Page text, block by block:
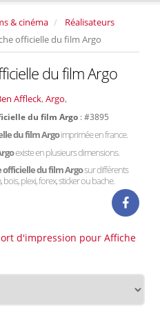
& cinéma
Réalisateurs
officielle du film Argo
du film Argo
Affleck, Argo,
du film Argo : #3895
du film Argoimprimée en france.
existe en plusieurs dimensions.
officielle du film Argosur différents
plexi, forex, sticker ou bache.
d'impression pour Affiche